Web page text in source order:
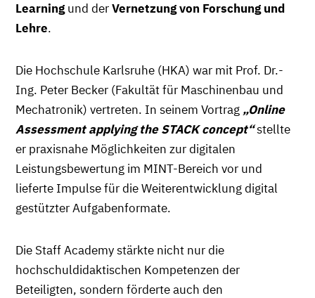
Learningund derVernetzung von Forschung und
Lehre.
Die Hochschule Karlsruhe (HKA) war mit Prof. Dr.-
Ing. Peter Becker (Fakultät für Maschinenbau und
Mechatronik) vertreten. In seinem Vortrag „Online
Assessment applying the STACK concept“stellte
er praxisnahe Möglichkeiten zur digitalen
Leistungsbewertung im MINT-Bereich vor und
lieferte Impulse für die Weiterentwicklung digital
gestützter Aufgabenformate.
Die Staff Academy stärkte nicht nur die
hochschuldidaktischen Kompetenzen der
Beteiligten, sondern förderte auch den